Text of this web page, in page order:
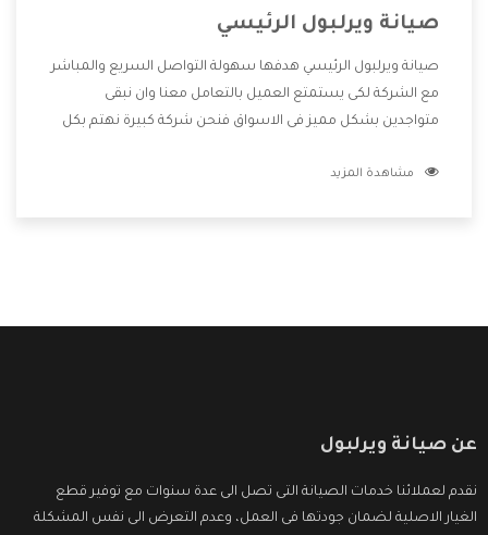
صيانة ويرلبول الرئيسي
صيانة ويرلبول الرئيسي هدفها سهولة التواصل السريع والمباشر
مع الشركة لكى يستمتع العميل بالتعامل معنا وان نبقى
متواجدين بشكل مميز فى الاسواق فنحن شركة كبيرة نهتم بكل
الشركة بها والتى تكون منها خدمة الصيانة التى تكون من أهم
مشاهدة المزيد
عن صيانة ويرلبول
نقدم لعملائنا خدمات الصيانة التى تصل الى عدة سنوات مع توفير قطع
الغيار الاصلية لضمان جودتها فى العمل، وعدم التعرض الى نفس المشكلة